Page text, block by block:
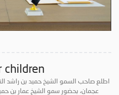
children
اطلع صاحب السمو الشيخ حميد بن راشد
عجمان، بحضور سمو الشيخ عمار بن